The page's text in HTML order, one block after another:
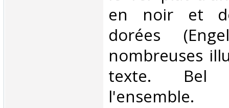
en noir et
dorées
nombreuses
texte. Bel
l'ensemble.‎